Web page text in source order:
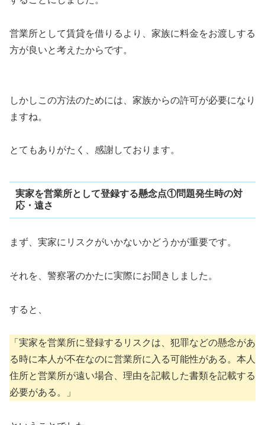
営業所として賃貸を借りるより、家族に料金をお渡しする
方が良いと考えたからです。
しかしこの方法のためには、家族からの許可が必要になり
ますね。
とてもありがたく、感謝しております。
実家を営業所として登録する懸念点①問題発生時の対
応・遠さ
まず、実家にリスクがいかないかどうかが重要です。
それを、警察署のかたに実際にお聞きしました。
すると、
「実家を営業所に登録するリスクは、犯罪などの懸念があ
る時に本人が不在なのに営業所に入る可能性がある。本人
住所と営業所が遠い場合、理由を記載した書類を記載する
必要がある。」